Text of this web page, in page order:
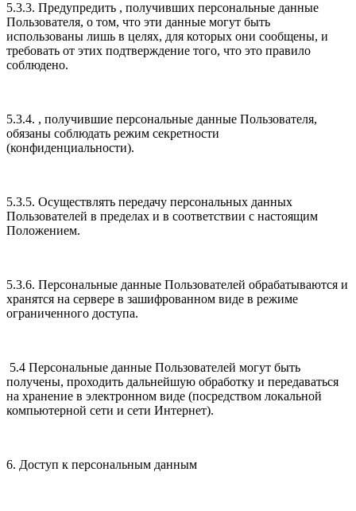
5.3.3. Предупредить , получивших персональные данные
Пользователя, о том, что эти данные могут быть
использованы лишь в целях, для которых они сообщены, и
требовать от этих подтверждение того, что это правило
соблюдено.
5.3.4. , получившие персональные данные Пользователя,
обязаны соблюдать режим секретности
(конфиденциальности).
5.3.5. Осуществлять передачу персональных данных
Пользователей в пределах и в соответствии с настоящим
Положением.
5.3.6. Персональные данные Пользователей обрабатываются и
хранятся на сервере в зашифрованном виде в режиме
ограниченного доступа.
5.4 Персональные данные Пользователей могут быть
получены, проходить дальнейшую обработку и передаваться
на хранение в электронном виде (посредством локальной
компьютерной сети и сети Интернет).
6. Доступ к персональным данным